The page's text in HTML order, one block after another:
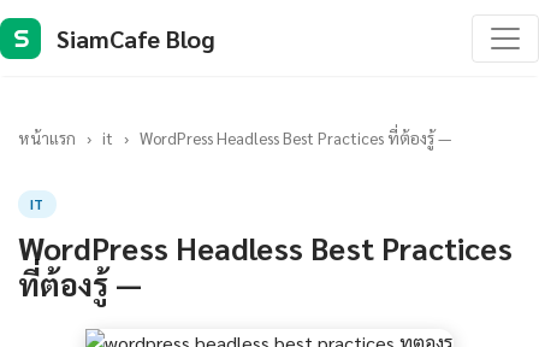
S SiamCafe Blog
หน้าแรก › it › WordPress Headless Best Practices ที่ต้องรู้ —
IT
WordPress Headless Best Practices
ที่ต้องรู้ —